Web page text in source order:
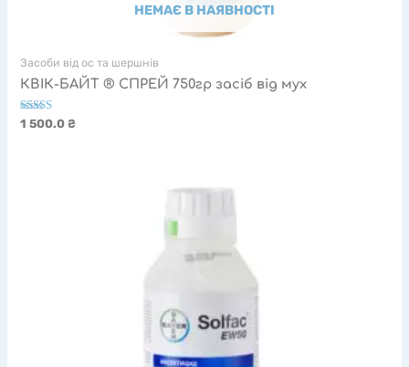
НЕМАЄ В НАЯВНОСТІ
Засоби від ос та шершнів
КВІК-БАЙТ ® СПРЕЙ 750гр засіб від мух
Оцінено в
1 500.0₴